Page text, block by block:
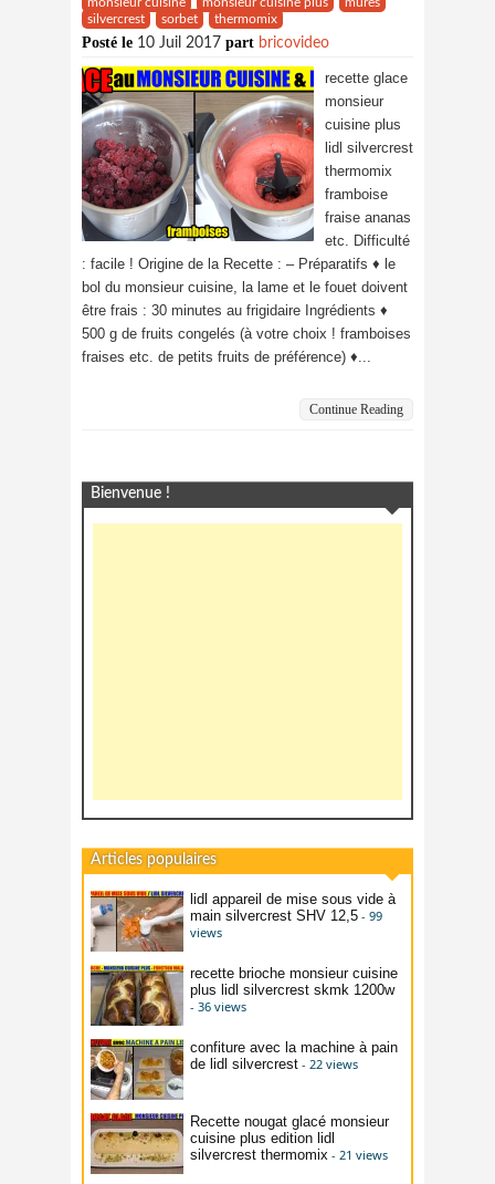
silvercrest
sorbet thermomix
Posté le 10 Juil 2017 part bricovideo
recette glace
monsieur
cuisine plus
lidl silvercrest
thermomix
framboise
fraise ananas
etc. Difficulté
: facile ! Origine de la Recette : – Préparatifs ♦ le
bol du monsieur cuisine, la lame et le fouet doivent
être frais : 30 minutes au frigidaire Ingrédients ♦
500 g de fruits congelés (à votre choix ! framboises
fraises etc. de petits fruits de préférence) ♦...
Continue Reading
Bienvenue !
Articles populaires
lidl appareil de mise sous vide à
main silvercrest SHV 12,5 - 99
views
recette brioche monsieur cuisine
plus lidl silvercrest skmk 1200w
- 36 views
confiture avec la machine à pain
de lidl silvercrest - 22 views
Recette nougat glacé monsieur
cuisine plus edition lidl
silvercrest thermomix - 21 views